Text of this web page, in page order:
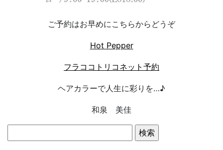
ご予約はお早めにこちらからどうぞ
Hot Pepper
フラココトリコネット予約
ヘアカラーで人生に彩りを…♪
和泉 美佳
索: